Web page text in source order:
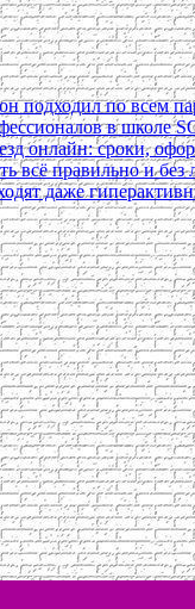
подходил по всем
в школе
онлайн: сроки,
всё правильно и
даже